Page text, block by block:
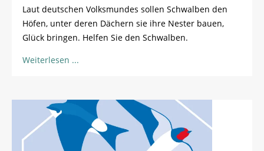
Laut deutschen Volksmundes sollen Schwalben den
Höfen, unter deren Dächern sie ihre Nester bauen,
Glück bringen. Helfen Sie den Schwalben.
Weiterlesen